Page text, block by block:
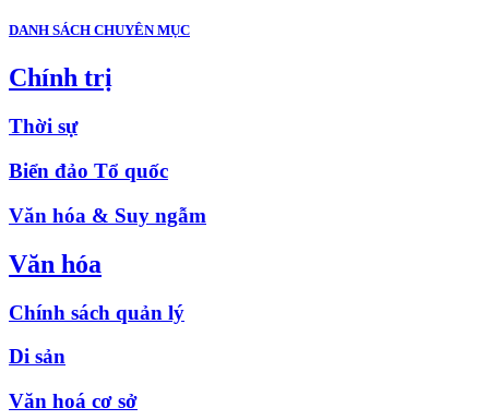
DANH SÁCH CHUYÊN MỤC
Chính trị
Thời sự
Biển đảo Tổ quốc
Văn hóa & Suy ngẫm
Văn hóa
Chính sách quản lý
Di sản
Văn hoá cơ sở